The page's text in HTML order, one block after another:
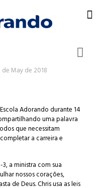
de May de 2018
Adorando durante 14
uma palavra
que necessitam
a carreira e
a ministra com sua
nossos corações,
de Deus. Chris usa as leis